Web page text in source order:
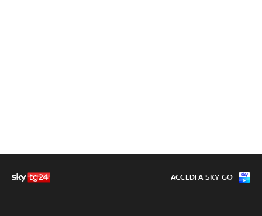
ACCEDI A SKY GO